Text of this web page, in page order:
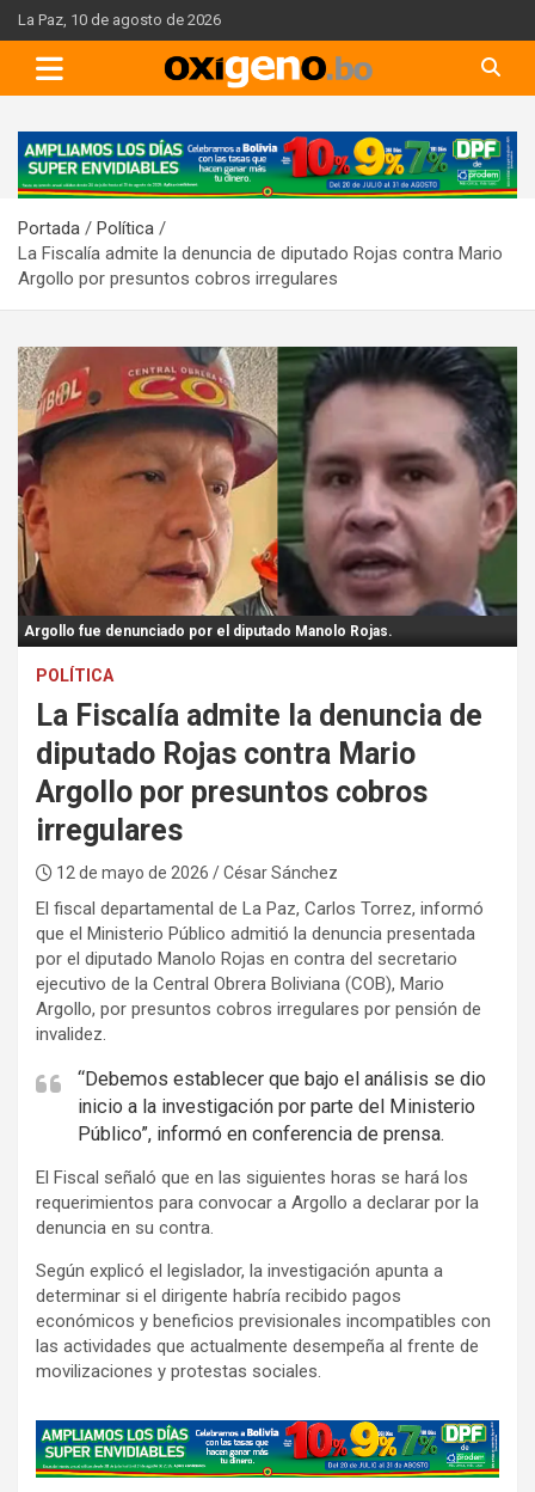
Skip
to
content
La Paz, 10 de agosto de 2026
A
d
e
r
t
s
e
m
e
n
t
:
Portada
Política
La Fiscalía admite la denuncia de diputado Rojas contra Mario
Argollo por presuntos cobros irregulares
Argollo fue denunciado por el diputado Manolo Rojas.
POLÍTICA
La Fiscalía admite la denuncia de
diputado Rojas contra Mario
Argollo por presuntos cobros
irregulares
12 de mayo de 2026 / César Sánchez
El fiscal departamental de La Paz, Carlos Torrez, informó
que el Ministerio Público admitió la denuncia presentada
por el diputado Manolo Rojas en contra del secretario
ejecutivo de la Central Obrera Boliviana (COB), Mario
Argollo, por presuntos cobros irregulares por pensión de
invalidez.
“Debemos establecer que bajo el análisis se dio
inicio a la investigación por parte del Ministerio
Público”, informó en conferencia de prensa.
El Fiscal señaló que en las siguientes horas se hará los
requerimientos para convocar a Argollo a declarar por la
denuncia en su contra.
Según explicó el legislador, la investigación apunta a
determinar si el dirigente habría recibido pagos
económicos y beneficios previsionales incompatibles con
las actividades que actualmente desempeña al frente de
movilizaciones y protestas sociales.
A
d